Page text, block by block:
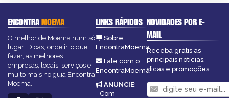
ENCONTRAMOEMA
O melhor de Moema num só
lugar! Dicas, onde ir, o que
fazer, as melhores
empresas, locais, serviços e
muito mais no guia Encontra
Moema.
LINKS RÁPIDOS
Sobre
EncontraMoema
Fale com o
EncontraMoema
ANUNCIE:
Com
NOVIDADES POR E-
MAIL
Receba grátis as
principais notícias,
dicas e promoções